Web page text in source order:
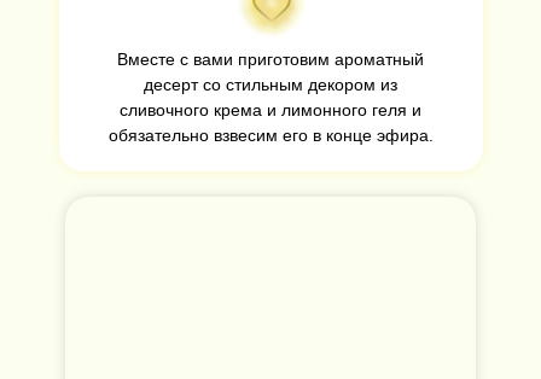
Вместе с вами приготовим ароматный
десерт со стильным декором из
сливочного крема и лимонного геля и
обязательно взвесим его в конце эфира.